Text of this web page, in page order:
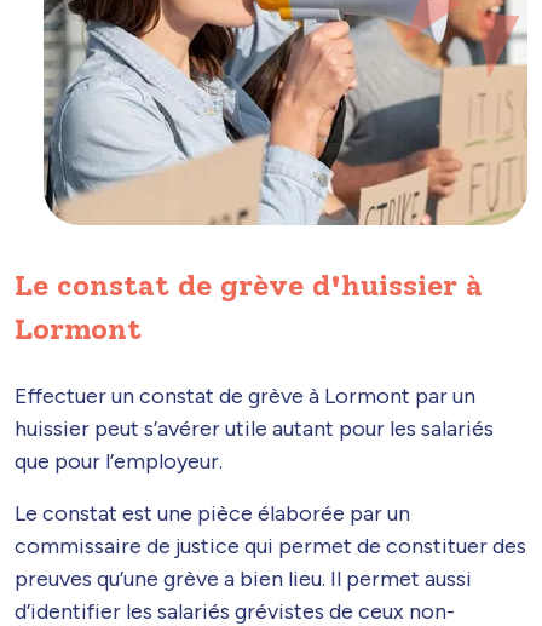
Le constat de grève d'huissier à
Lormont
Effectuer un constat de grève à Lormont par un
huissier peut s’avérer utile autant pour les salariés
que pour l’employeur.
Le constat est une pièce élaborée par un
commissaire de justice qui permet de constituer des
preuves qu’une grève a bien lieu. Il permet aussi
d’identifier les salariés grévistes de ceux non-